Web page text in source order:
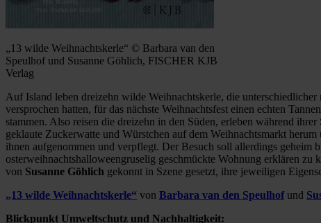
„13 wilde Weihnachtskerle“ © Barbara van den
Speulhof und Susanne Göhlich, FISCHER KJB
Verlag
Auf Island leben dreizehn wilde Weihnachtskerle, die
versprochen hatten, für das nächste Weihnachtsfest einen echten
stammen. Also reisen die dreizehn in den Süden, erleben während
geklaute Zuckerwatte und Würstchen auf dem Weihnachtsmarkt
ihnen aufgenommen und verpflegt. Der Besuch soll allerdings geheim
osterweihnachtshalloweengruselig geschmückte Wohnung erklären
von Susanne Göhlich gekonnt in Szene gesetzt, ihre jeweiligen
„13 wilde Weihnachtskerle“ von Barbara van den Speulhofund
Blickpunkt Umweltschutz und Nachhaltigkeit: